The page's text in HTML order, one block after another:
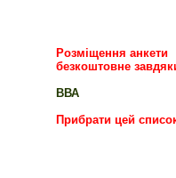
Розміщення анкети
безкоштовне
ВВА
Прибрати цей